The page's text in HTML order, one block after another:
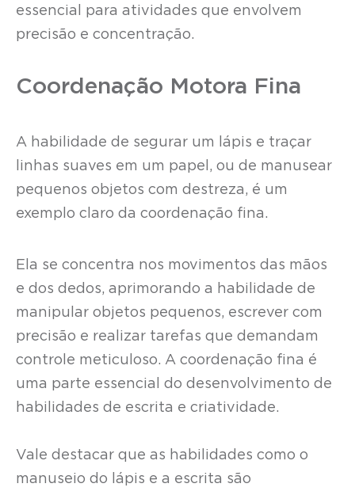
essencial para atividades que envolvem
precisão e concentração.
Coordenação Motora Fina
A habilidade de segurar um lápis e traçar
linhas suaves em um papel, ou de manusear
pequenos objetos com destreza, é um
exemplo claro da coordenação fina.
Ela se concentra nos movimentos das mãos
e dos dedos, aprimorando a habilidade de
manipular objetos pequenos, escrever com
precisão e realizar tarefas que demandam
controle meticuloso. A coordenação fina é
uma parte essencial do desenvolvimento de
habilidades de escrita e criatividade.
Vale destacar que as habilidades como o
manuseio do lápis e a escrita são